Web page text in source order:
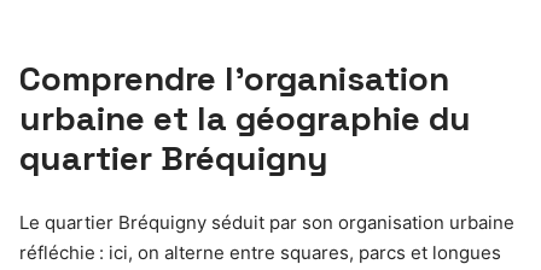
Comprendre l’organisation
urbaine et la géographie du
quartier Bréquigny
Le quartier Bréquigny séduit par son organisation urbaine
réfléchie : ici, on alterne entre squares, parcs et longues